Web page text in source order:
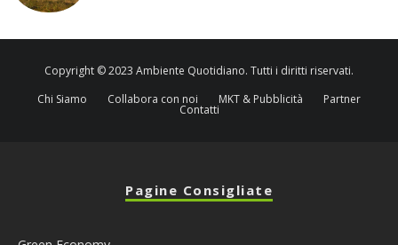
Copyright © 2023 Ambiente Quotidiano. Tutti i diritti riservati.
Chi Siamo
Collabora con noi MKT & Pubblicità Partner
Contatti
Pagine Consigliate